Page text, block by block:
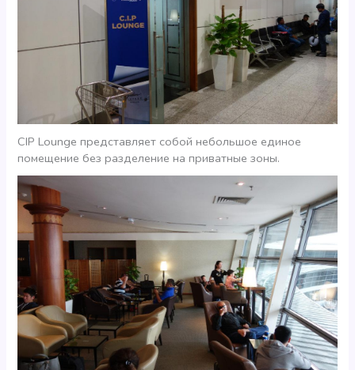
CIP Lounge представляет собой небольшое единое
помещение без разделение на приватные зоны.